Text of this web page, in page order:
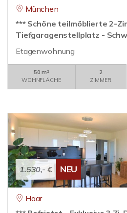
München
*** Schöne teilmöblierte 2-
Tiefgaragenstellplatz -
Etagenwohnung
50 m²
WOHNFLÄCHE
2
ZIMMER
1.530,- € NEU
Haar